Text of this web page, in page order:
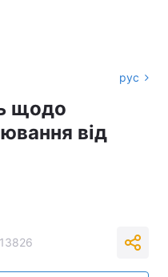
рус
щодо
від
13826